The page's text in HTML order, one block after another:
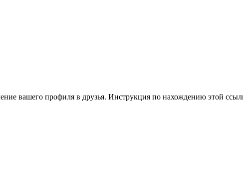
вашего профиля в друзья. Инструкция по нахождению этой